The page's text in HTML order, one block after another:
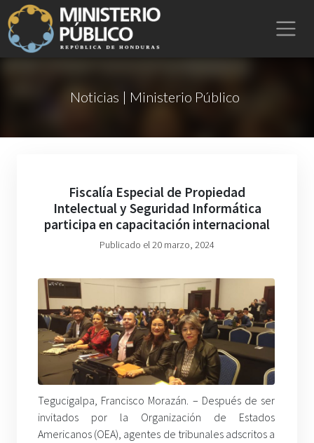
Noticias | Ministerio Público
Fiscalía Especial de Propiedad
Intelectual y Seguridad Informática
participa en capacitación internacional
Publicado el 20 marzo, 2024
Tegucigalpa, Francisco Morazán. – Después de ser
invitados por la Organización de Estados
Americanos (OEA), agentes de tribunales adscritos a